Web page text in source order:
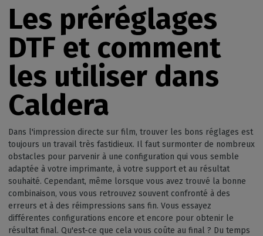
Les préréglages
DTF et comment
les utiliser dans
Caldera
Dans l'impression directe sur film, trouver les bons réglages est
toujours un travail très fastidieux. Il faut surmonter de nombreux
obstacles pour parvenir à une configuration qui vous semble
adaptée à votre imprimante, à votre support et au résultat
souhaité. Cependant, même lorsque vous avez trouvé la bonne
combinaison, vous vous retrouvez souvent confronté à des
erreurs et à des réimpressions sans fin. Vous essayez
différentes configurations encore et encore pour obtenir le
résultat final. Qu'est-ce que cela vous coûte au final ? Du temps